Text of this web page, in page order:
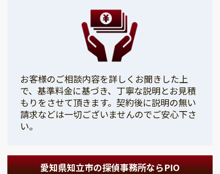
お客様のご相談内容を詳しくお聞きした上
で、基準料金に基づき、丁寧な説明とお見積
もりをさせて頂きます。契約後に説明の無い
請求などは一切ございませんのでご安心下さ
い。
愛知県知立市の探偵事務所ならPIO